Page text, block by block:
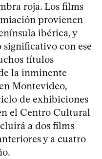
roja. Los films
provienen
ibérica, y
con ese
títulos
la inminente
Montevideo,
de exhibiciones
el Centro Cultural
a dos films
y a cuatro